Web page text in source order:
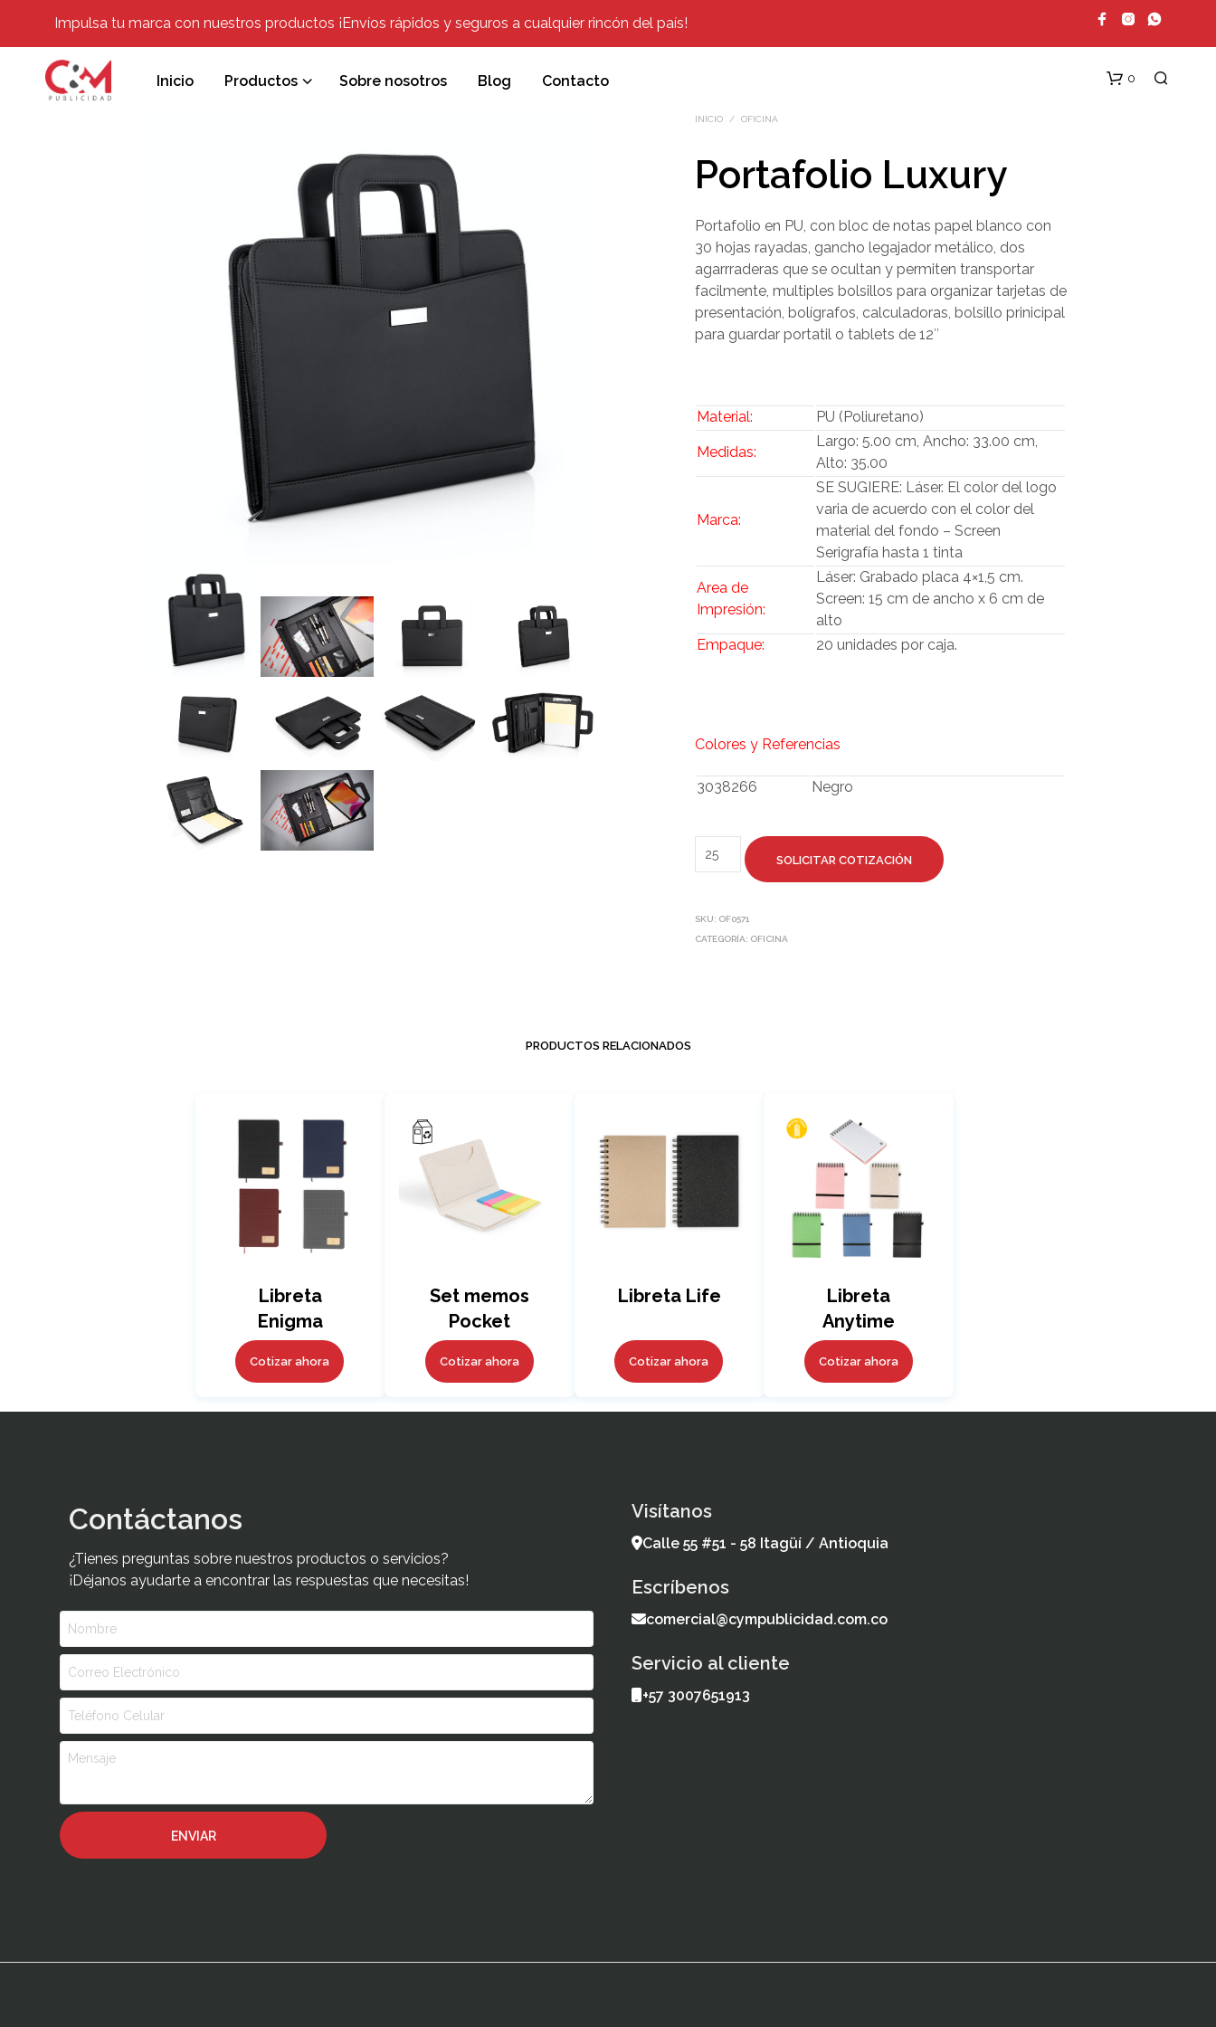
Impulsa tu marca con nuestros productos ¡Envíos rápidos y seguros a cualquier rincón del país!
Inicio Productos Sobre nosotros Blog Contacto 0
INICIO / OFICINA
Portafolio Luxury
Portafolio en PU, con bloc de notas papel blanco con
30 hojas rayadas, gancho legajador metálico, dos
agarrraderas que se ocultan y permiten transportar
facilmente, multiples bolsillos para organizar tarjetas de
presentación, bolígrafos, calculadoras, bolsillo prinicipal
para guardar portatil o tablets de 12″
Material: PU (Poliuretano)
Medidas:
Largo: 5.00 cm, Ancho: 33.00 cm,
Alto: 35.00
Marca:
SE SUGIERE: Láser. El color del logo
varia de acuerdo con el color del
material del fondo – Screen
Serigrafía hasta 1 tinta
Area de
Impresión:
Láser: Grabado placa 4×1,5 cm.
Screen: 15 cm de ancho x 6 cm de
alto
Empaque:
20 unidades por caja.
Colores y Referencias
3038266 Negro
SOLICITAR COTIZACIÓN
SKU: OF0571
CATEGORÍA: OFICINA
PRODUCTOS RELACIONADOS
Libreta
Enigma
Cotizar ahora
Set memos
Pocket
Cotizar ahora
Libreta Life
Cotizar ahora
Libreta
Anytime
Cotizar ahora
Contáctanos
¿Tienes preguntas sobre nuestros productos o servicios?
¡Déjanos ayudarte a encontrar las respuestas que necesitas!
Visítanos
Calle 55 #51 - 58 Itagüí / Antioquia
Escríbenos
comercial@cympublicidad.com.co
Servicio al cliente
+57 3007651913